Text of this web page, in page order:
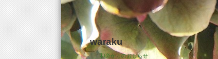
waraku
和楽からのおしらせ